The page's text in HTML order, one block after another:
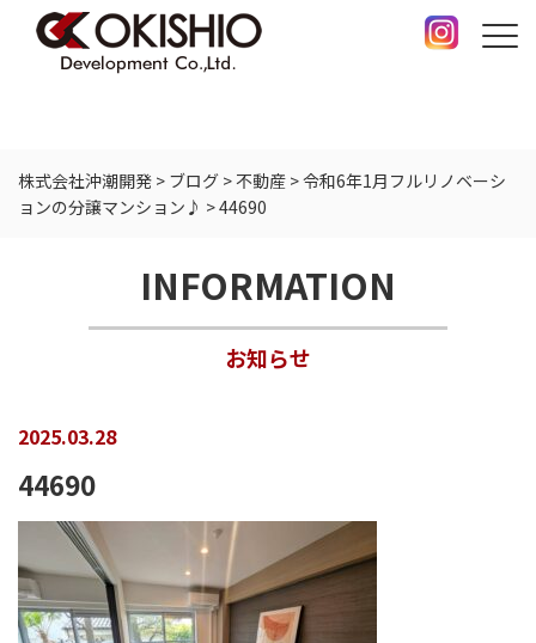
株式会社沖潮開発 > ブログ >不動産 >令和6年1月フルリノベーシ
ョンの分譲マンション♪ >44690
INFORMATION
お知らせ
2025.03.28
44690